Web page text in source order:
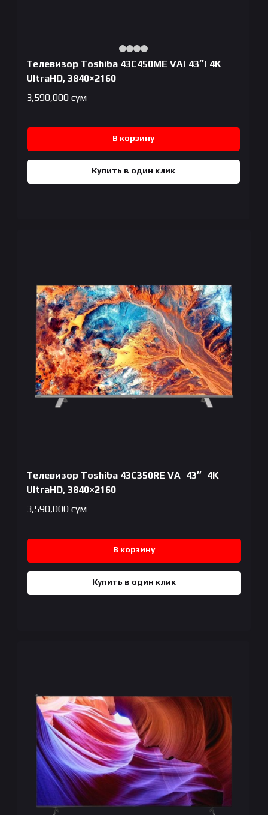
Телевизор Toshiba 43C450ME VA| 43″| 4K
UltraHD, 3840×2160
3,590,000 сум
В корзину
Купить в один клик
Телевизор Toshiba 43C350RE VA| 43″| 4K
UltraHD, 3840×2160
3,590,000 сум
В корзину
Купить в один клик